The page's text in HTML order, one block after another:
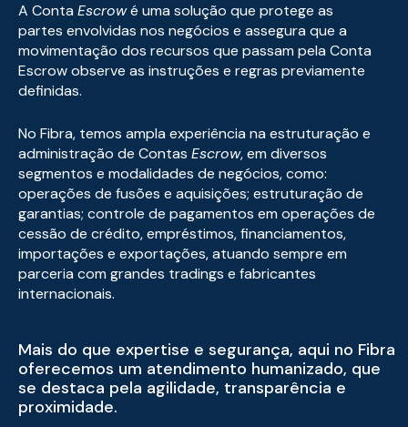
A Conta Escrowé uma solução que protege as
partes envolvidas nos negócios e assegura que a
movimentação dos recursos que passam pela Conta
Escrow observe as instruções e regras previamente
definidas.
No Fibra, temos ampla experiência na estruturação e
administração de Contas Escrow, em diversos
segmentos e modalidades de negócios, como:
operações de fusões e aquisições; estruturação de
garantias; controle de pagamentos em operações de
cessão de crédito, empréstimos, financiamentos,
importações e exportações, atuando sempre em
parceria com grandes tradings e fabricantes
internacionais.
Mais do que expertise e segurança, aqui no Fibra
oferecemos um atendimento humanizado, que
se destaca pela agilidade, transparência e
proximidade.